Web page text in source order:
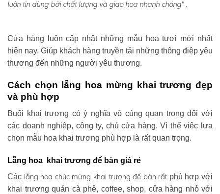
luôn tin dùng bởi chất lượng và giao hoa nhanh chóng" .
Cửa hàng luôn cập nhật những mẫu hoa tươi mới nhất
hiện nay. Giúp khách hàng truyền tải những thông điệp yêu
thương đến những người yêu thương.
Cách chọn lẵng hoa mừng khai trương đẹp
và phù hợp
Buổi khai trương có ý nghĩa vô cùng quan trọng đối với
các doanh nghiệp, công ty, chủ cửa hàng. Vì thế việc lựa
chọn mẫu hoa khai trương phù hợp là rất quan trọng.
Lẵng hoa khai trương để bàn giá rẻ
Các lẵng hoa chúc mừng khai trương để bàn rất phù hợp với
khai trương quán cà phê, coffee, shop, cửa hàng nhỏ với